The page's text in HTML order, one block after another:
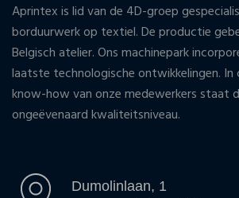
Aprintex is lid van de 4D-groep
borduurwerk op textiel. De productie
Belgisch atelier. Ons machinepark
laatste technologische ontwikkelingen.
know-how van onze medewerkers staat
ongeëvenaard kwaliteitsniveau.
Dumolinlaan, 1